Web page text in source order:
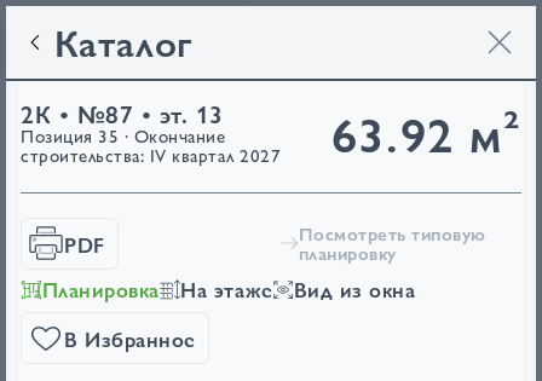
Каталог
63.92 м²
2К • №87 • эт. 13
Позиция 35 · Окончание
строительства: IV квартал 2027
PDF Посмотреть типовую
планировку
Планировка На этаже
Вид из окна
В Избранное